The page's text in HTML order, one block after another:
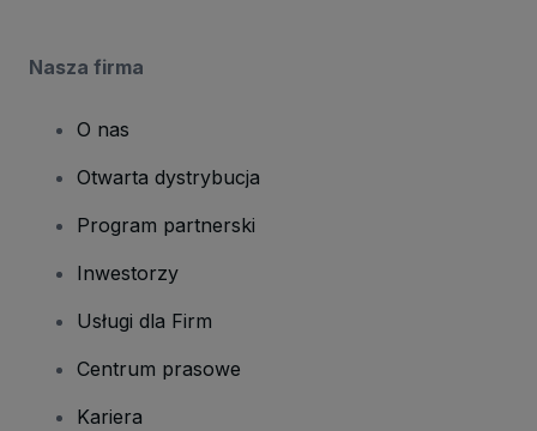
Nasza firma
O nas
Otwarta dystrybucja
Program partnerski
Inwestorzy
Usługi dla Firm
Centrum prasowe
Kariera